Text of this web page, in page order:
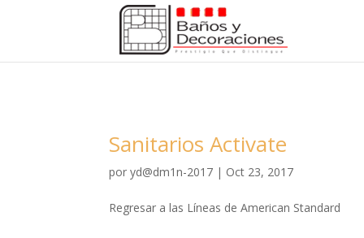
Sanitarios Activate
poryd@dm1n-2017 | Oct 23, 2017
Regresar a las Líneas de American Standard